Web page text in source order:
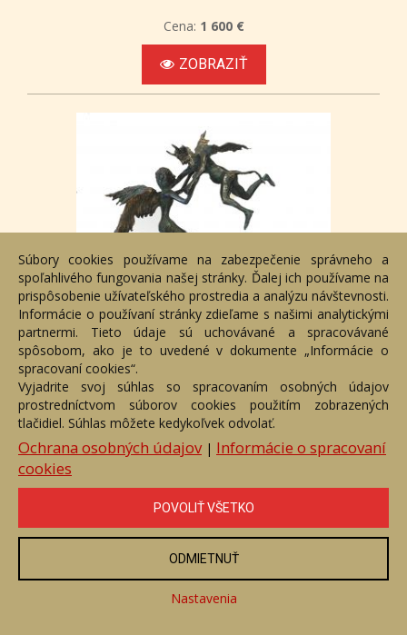
Cena: 1 600 €
ZOBRAZIŤ
Pokušenie
Číslo položky: 110542
Voľný predaj
Cena:1 490 €
ZOBRAZIŤ
Súbory cookies používame na zabezpečenie správneho a
spoľahlivého fungovania našej stránky. Ďalej ich používame na
prispôsobenie užívateľského prostredia a analýzu návštevnosti.
Informácie o používaní stránky zdieľame s našimi analytickými
partnermi. Tieto údaje sú uchovávané a spracovávané
spôsobom, ako je to uvedené v dokumente „Informácie o
spracovaní cookies“.
Vyjadrite svoj súhlas so spracovaním osobných údajov
prostredníctvom súborov cookies použitím zobrazených
tlačidiel. Súhlas môžete kedykoľvek odvolať.
Ochrana osobných údajov| Informácie o spracovaní
cookies
POVOLIŤ VŠETKO
ODMIETNUŤ
Nastavenia